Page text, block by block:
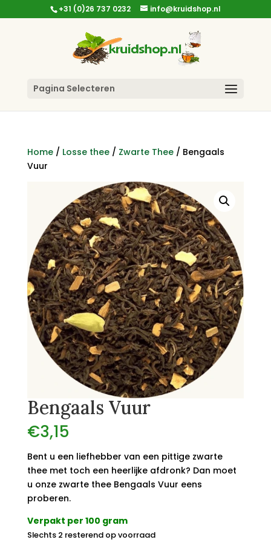
+31 (0)26 737 0232 info@kruidshop.nl
Pagina Selecteren
Home/ Losse thee/ Zwarte Thee/ Bengaals
Vuur
Bengaals Vuur
€3,15
Bent u een liefhebber van een pittige zwarte
thee met toch een heerlijke afdronk? Dan moet
u onze zwarte thee Bengaals Vuur eens
proberen.
Verpakt per 100 gram
Slechts 2 resterend op voorraad